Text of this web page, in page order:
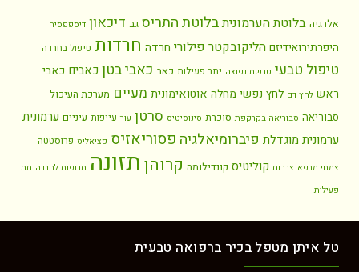
אלרגיה בלוטת הערמוניתבלוטת התריס גב דיכאון דיספפסיה
היפרתירואידיזם הליקובקטר פילורי חרדה חרדות טיפול בחרדה
טיפול טבעי טרשת נפוצה יתר פעילות כאב כאבי בטן כאבים כאבי
ראש לחץ דם לחץ נפשי מחלה אוטואימונית מעיים מערכת העיכול
סבוריאה סבוריאה בקרקפת סוכרת סינוסיטיס סרטן עור עייפות עיניים ערמונית
ערמונית מוגדלת פיברומיאלגיה פסוריאזיס פציאליס פרוסטטה
צמחי מרפא צרבות קוליטיס קונדילומה קרוהןתזונה תרופות לחרדה תת
פעילות
טל איתן מטפל בכיר ברפואה טבעית